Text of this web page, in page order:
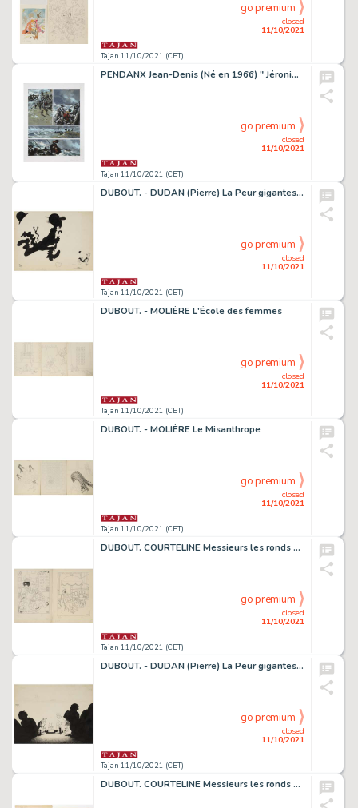
Tajan 11/10/2021 (CET)
closed
11/10/2021
go premium
PENDANX Jean-Denis (Né en 1966) " Jéronimus T2 ". Planche originale, annotée 54, en couleurs directes, du second tome paru chez...
Tajan 11/10/2021 (CET)
closed
11/10/2021
go premium
DUBOUT. - DUDAN (Pierre) La Peur gigantesque de Monsieur Médiocre
Tajan 11/10/2021 (CET)
closed
11/10/2021
go premium
DUBOUT. - MOLIÈRE L'École des femmes
Tajan 11/10/2021 (CET)
closed
11/10/2021
go premium
DUBOUT. - MOLIÈRE Le Misanthrope
Tajan 11/10/2021 (CET)
closed
11/10/2021
go premium
DUBOUT. COURTELINE Messieurs les ronds de cuir
Tajan 11/10/2021 (CET)
closed
11/10/2021
go premium
DUBOUT. - DUDAN (Pierre) La Peur gigantesque de Monsieur Médiocre
Tajan 11/10/2021 (CET)
closed
11/10/2021
go premium
DUBOUT. COURTELINE Messieurs les ronds de cuir